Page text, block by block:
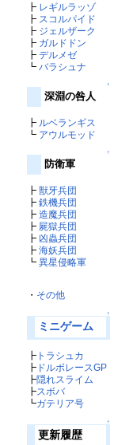
┣ レギルラッゾ
┣ スコルパイド
┣ ジェルザーク
┣ ガルドドン
┣ デルメゼ
┗ バラシュナ
↑
深淵の咎人
┣ ルベランギス
┗ アウルモッド
↑
防衛軍
┣ 獣牙兵団
┣ 鉄機兵団
┣ 造魔兵団
┣ 屍獄兵団
┣ 凶蟲兵団
┣ 海妖兵団
┗ 異星侵略軍
・ その他
↑
ミニゲーム
┣トラシュカ
┣ドルボレースGP
┣隠れスライム
┣スボバ
┗ガテリア号
↑
更新履歴